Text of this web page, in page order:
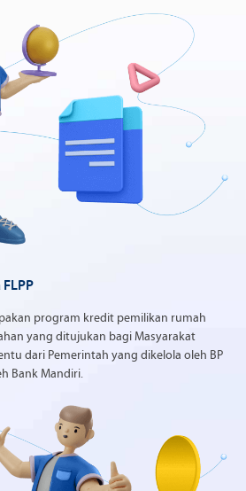
program kredit pemilikan rumah
yang ditujukan bagi Masyarakat
dari Pemerintah yang dikelola oleh BP
Bank Mandiri.